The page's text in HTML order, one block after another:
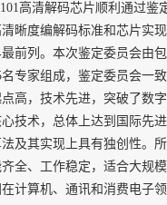
高清解码芯片顺利通过鉴
晰度编解码标准和芯片实
前列。本次鉴定委员会由
名专家组成，鉴定委员会一
点高，技术先进，突破了数
心技术，总体上达到国际先
及其实现上具有独创性。
全、工作稳定，适合大规
计算机、通讯和消费电子